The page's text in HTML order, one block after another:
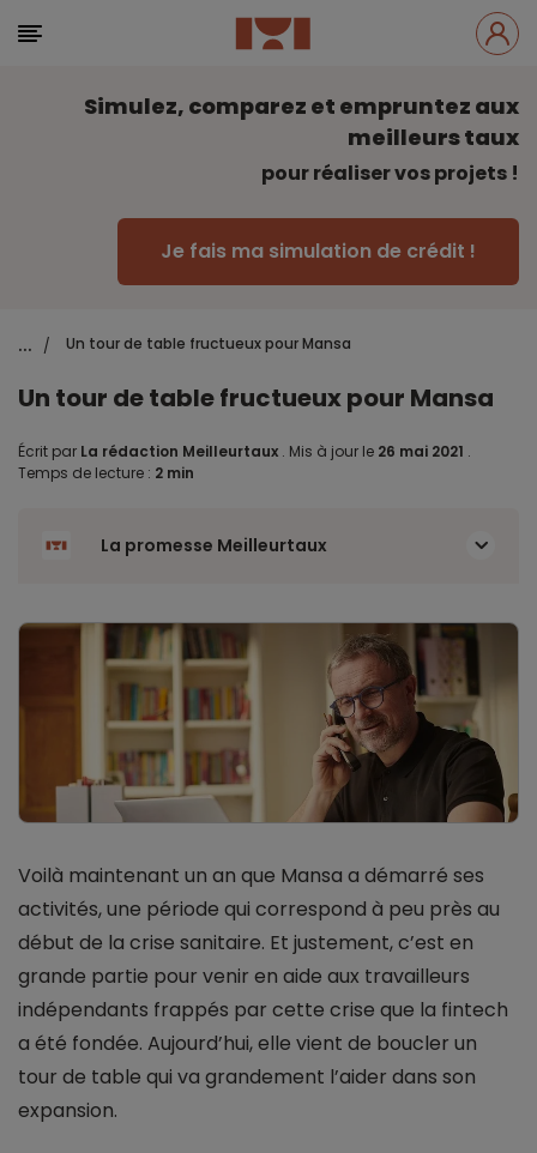
Simulez, comparez et empruntez aux
meilleurs taux
pour réaliser vos projets !
Je fais ma simulation de crédit !
... / Un tour de table fructueux pour Mansa
Un tour de table fructueux pour Mansa
Écrit par La rédaction Meilleurtaux . Mis à jour le 26 mai 2021 .
Temps de lecture : 2 min
La promesse Meilleurtaux
Voilà maintenant un an que Mansa a démarré ses
activités, une période qui correspond à peu près au
début de la crise sanitaire. Et justement, c’est en
grande partie pour venir en aide aux travailleurs
indépendants frappés par cette crise que la fintech
a été fondée. Aujourd’hui, elle vient de boucler un
tour de table qui va grandement l’aider dans son
expansion.